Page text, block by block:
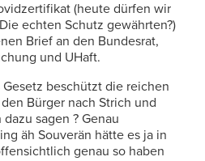
(heute dürfen wir
echten Schutz gewährten?)
Brief an den Bundesrat,
und UHaft.
beschützt die reichen
Bürger nach Strich und
sagen ? Genau
äh Souverän hätte es ja in
genau so haben